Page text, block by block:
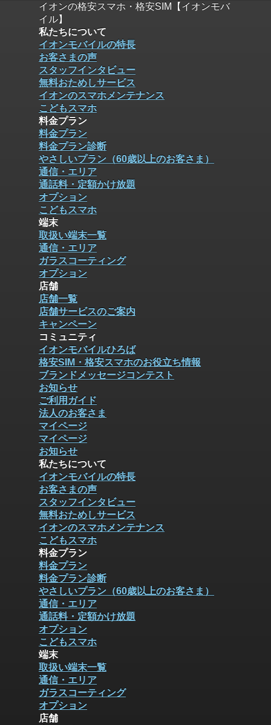
イオンの格安スマホ・格安SIM【イオンモバ
イル】
私たちについて
イオンモバイルの特長
お客さまの声
スタッフインタビュー
無料おためしサービス
イオンのスマホメンテナンス
こどもスマホ
料金プラン
料金プラン
料金プラン診断
やさしいプラン（60歳以上のお客さま）
通信・エリア
通話料・定額かけ放題
オプション
こどもスマホ
端末
取扱い端末一覧
通信・エリア
ガラスコーティング
オプション
店舗
店舗一覧
店舗サービスのご案内
キャンペーン
コミュニティ
イオンモバイルひろば
格安SIM・格安スマホのお役立ち情報
ブランドメッセージコンテスト
お知らせ
ご利用ガイド
法人のお客さま
マイページ
マイページ
お知らせ
私たちについて
イオンモバイルの特長
お客さまの声
スタッフインタビュー
無料おためしサービス
イオンのスマホメンテナンス
こどもスマホ
料金プラン
料金プラン
料金プラン診断
やさしいプラン（60歳以上のお客さま）
通信・エリア
通話料・定額かけ放題
オプション
こどもスマホ
端末
取扱い端末一覧
通信・エリア
ガラスコーティング
オプション
店舗